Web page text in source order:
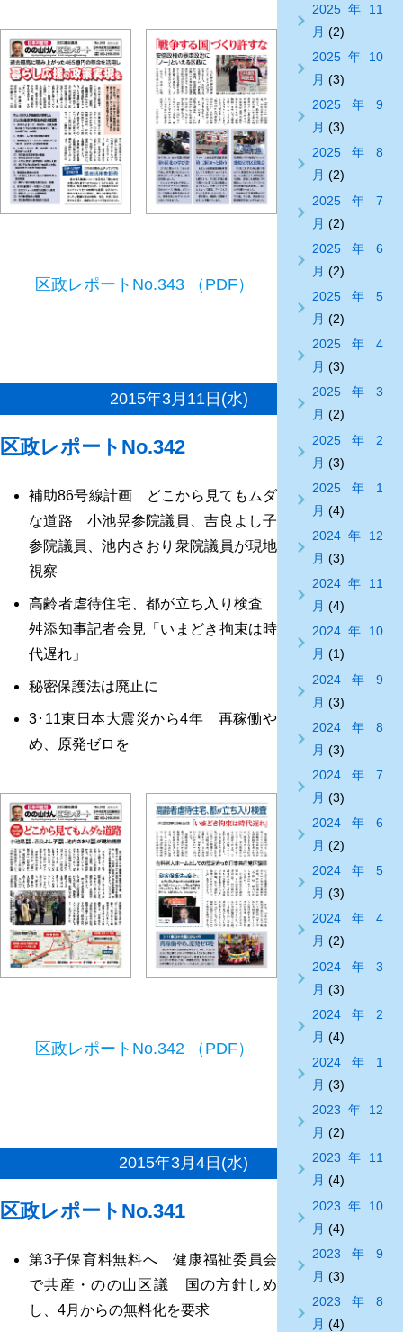
区政レポートNo.343 （PDF）
2015年3月11日(水)
区政レポートNo.342
補助86号線計画 どこから見てもムダ
な道路 小池晃参院議員、吉良よし子
参院議員、池内さおり衆院議員が現地
視察
高齢者虐待住宅、都が立ち入り検査
舛添知事記者会見「いまどき拘束は時
代遅れ」
秘密保護法は廃止に
3･11東日本大震災から4年 再稼働や
め、原発ゼロを
区政レポートNo.342 （PDF）
2015年3月4日(水)
区政レポートNo.341
第3子保育料無料へ 健康福祉委員会
で共産・のの山区議 国の方針しめ
し、4月からの無料化を要求
2025年11
月 (2)
2025年10
月 (3)
2025年9
月 (3)
2025年8
月 (2)
2025年7
月 (2)
2025年6
月 (2)
2025年5
月 (2)
2025年4
月 (3)
2025年3
月 (2)
2025年2
月 (3)
2025年1
月 (4)
2024年12
月 (3)
2024年11
月 (4)
2024年10
月 (1)
2024年9
月 (3)
2024年8
月 (3)
2024年7
月 (3)
2024年6
月 (2)
2024年5
月 (3)
2024年4
月 (2)
2024年3
月 (3)
2024年2
月 (4)
2024年1
月 (3)
2023年12
月 (2)
2023年11
月 (4)
2023年10
月 (4)
2023年9
月 (3)
2023年8
月 (4)